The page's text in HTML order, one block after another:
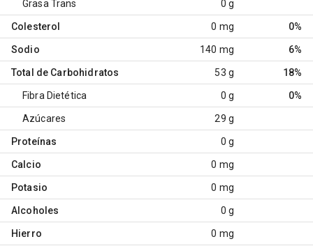
Grasa Trans 0 g
Colesterol 0 mg 0%
Sodio 140 mg 6%
Total de Carbohidratos 53 g 18%
Fibra Dietética 0 g 0%
Azúcares 29 g
Proteínas 0 g
Calcio 0 mg
Potasio 0 mg
Alcoholes 0 g
Hierro 0 mg